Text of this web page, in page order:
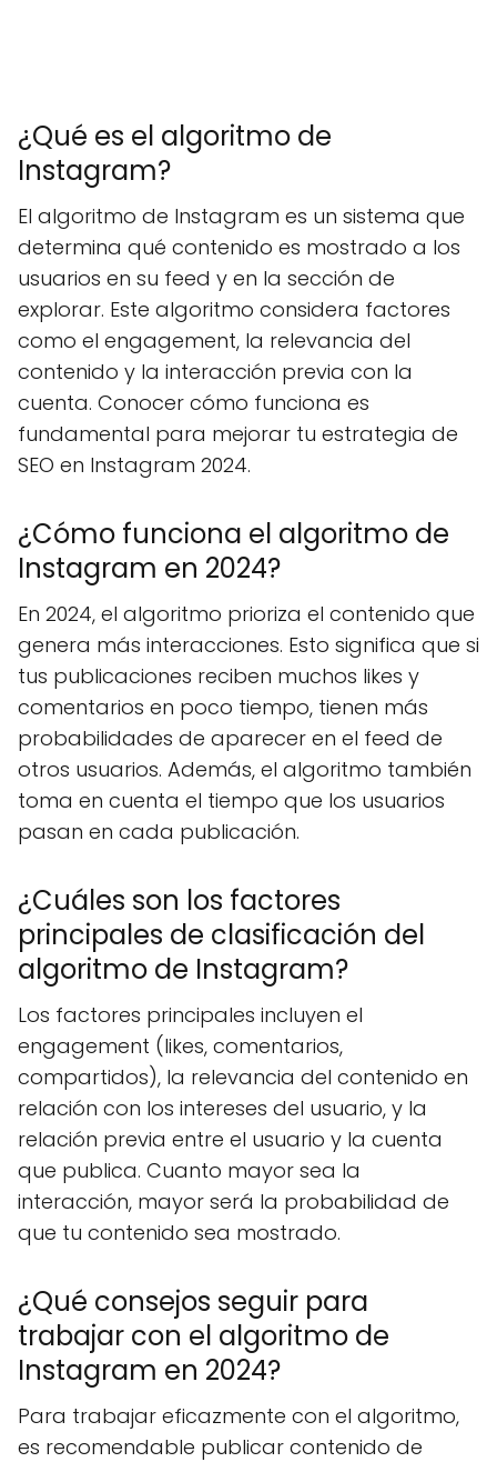
¿Qué es el algoritmo de
Instagram?
El algoritmo de Instagram es un sistema que
determina qué contenido es mostrado a los
usuarios en su feed y en la sección de
explorar. Este algoritmo considera factores
como el engagement, la relevancia del
contenido y la interacción previa con la
cuenta. Conocer cómo funciona es
fundamental para mejorar tu estrategia de
SEO en Instagram 2024.
¿Cómo funciona el algoritmo de
Instagram en 2024?
En 2024, el algoritmo prioriza el contenido que
genera más interacciones. Esto significa que si
tus publicaciones reciben muchos likes y
comentarios en poco tiempo, tienen más
probabilidades de aparecer en el feed de
otros usuarios. Además, el algoritmo también
toma en cuenta el tiempo que los usuarios
pasan en cada publicación.
¿Cuáles son los factores
principales de clasificación del
algoritmo de Instagram?
Los factores principales incluyen el
engagement (likes, comentarios,
compartidos), la relevancia del contenido en
relación con los intereses del usuario, y la
relación previa entre el usuario y la cuenta
que publica. Cuanto mayor sea la
interacción, mayor será la probabilidad de
que tu contenido sea mostrado.
¿Qué consejos seguir para
trabajar con el algoritmo de
Instagram en 2024?
Para trabajar eficazmente con el algoritmo,
es recomendable publicar contenido de